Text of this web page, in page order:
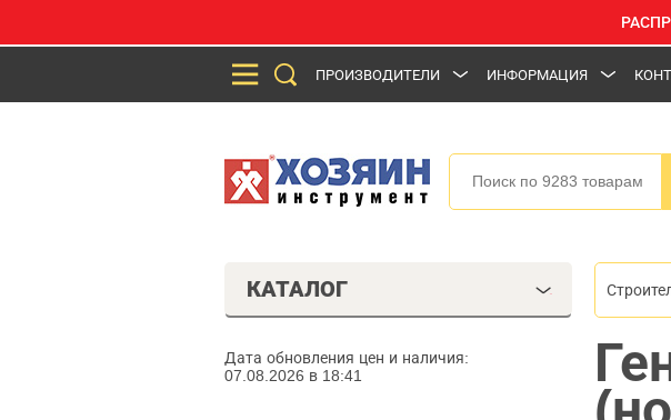
ПРОИЗВОДИТЕЛИ ИНФОРМАЦИЯ
КАТАЛОГ
Дата обновления цен и наличия:
07.08.2026 в 18:41